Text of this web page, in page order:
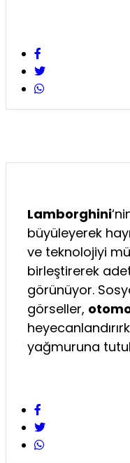
Lamborghini
büyüleyerek
ve teknolojiyi
birleştirerek
görünüyor.
görseller,
yağmuruna